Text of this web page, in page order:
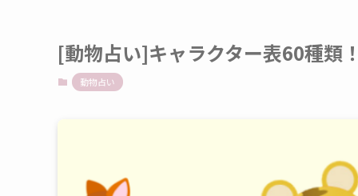
[動物占い]キャラクター表60種類
動物占い